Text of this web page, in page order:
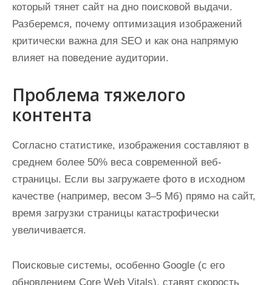
который тянет сайт на дно поисковой выдачи.
Разберемся, почему оптимизация изображений
критически важна для SEO и как она напрямую
влияет на поведение аудитории.
Проблема тяжелого
контента
Согласно статистике, изображения составляют в
среднем более 50% веса современной веб-
страницы. Если вы загружаете фото в исходном
качестве (например, весом 3–5 Мб) прямо на сайт,
время загрузки страницы катастрофически
увеличивается.
Поисковые системы, особенно Google (с его
обновлением Core Web Vitals), ставят скорость